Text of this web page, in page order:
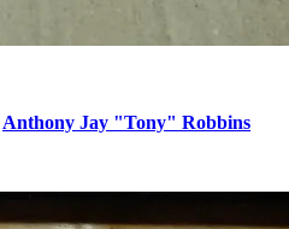
Anthony Jay "Tony" Robbins